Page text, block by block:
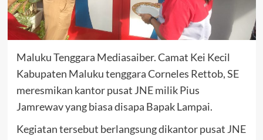
Maluku Tenggara Mediasaiber. Camat Kei Kecil
Kabupaten Maluku tenggara Corneles Rettob, SE
meresmikan kantor pusat JNE milik Pius
Jamrewav yang biasa disapa Bapak Lampai.
Kegiatan tersebut berlangsung dikantor pusat JNE